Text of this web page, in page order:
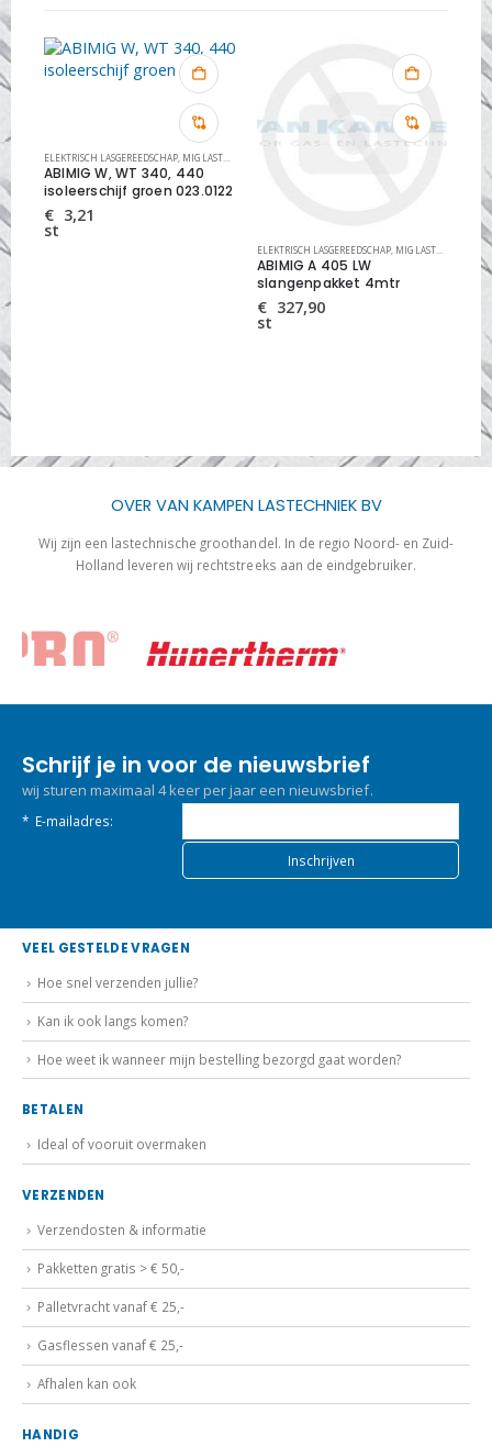
,MIG LASTOORTSEN
ELEKTRISCH LASGEREEDSCHAP MIG LASTOORTS ONDERDELEN
ABIMIG W, WT 340, 440
isoleerschijf groen 023.0122
€ 3,21
st
ELEKTRISCH LASGEREEDSCHAP MIG LASTOORTS ABIMIG LUCHTGEKOELDE
ABIMIG A 405 LW
slangenpakket 4mtr
€ 327,90
st
OVER VAN KAMPEN LASTECHNIEK BV
Wij zijn een lastechnische groothandel. In de regio Noord- en Zuid-
Holland leveren wij rechtstreeks aan de eindgebruiker.
Schrijf je in voor de nieuwsbrief
wij sturen maximaal 4 keer per jaar een nieuwsbrief.
* E-mailadres:
VEEL GESTELDE VRAGEN
Hoe snel verzenden jullie?
Kan ik ook langs komen?
Hoe weet ik wanneer mijn bestelling bezorgd gaat worden?
BETALEN
Ideal of vooruit overmaken
VERZENDEN
Verzendosten & informatie
Pakketten gratis > € 50,-
Palletvracht vanaf € 25,-
Gasflessen vanaf € 25,-
Afhalen kan ook
HANDIG